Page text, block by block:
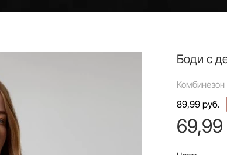
Боди с
89,99 руб.
69,99